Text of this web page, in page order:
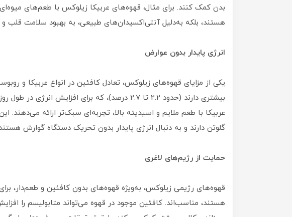
بدن کمک کنند. برای مثال، قهوه‌های عربیکا زیلوکس با طعم‌های
هستند، بلکه به‌دلیل آنتی‌اکسیدان‌های طبیعی، به بهبود سلامت قلب
انرژی پایدار بدون عوارض
یکی از مزایای قهوه‌های زیلوکس، تعادل کافئین در انواع عربیکا و
بیشتری دارند (حدود 2.2 تا 2.7 درصد)، که برای
عربیکا با طعم ملایم و اسیدیته بالا، تجربه‌ای سبک‌تر ارائه می‌دهند.
گلوتن دارند و به دنبال انرژی پایدار بدون تحریک دستگاه گوارش
حمایت از رژیم‌های لاغری
قهوه‌های رژیمی زیلوکس، به‌ویژه قهوه‌های بدون کافئین و طعم‌دار،
هستند، مناسب‌اند. کافئین موجود در قهوه می‌تواند متابولیسم را